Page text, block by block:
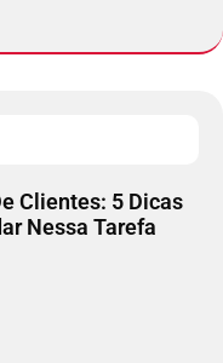
Clientes: 5 Dicas
Nessa Tarefa